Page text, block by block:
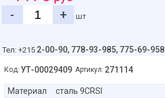
-
+ шт
Тел: +215 2-00-90, 778-93-985, 775-69-958
Код: УТ-00029409 Артикул: 271114
Материал
сталь 9CRSI